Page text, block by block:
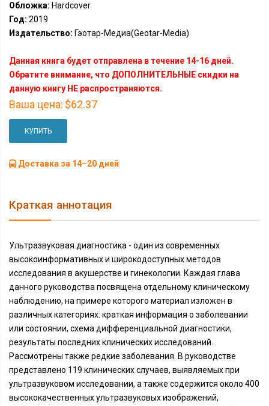
Обложка: Hardcover
Год: 2019
Издательство: Гэотар-Медиа(Geotar-Media)
Данная книга будет отправлена в течение 14-16 дней.
Обратите внимание, что ДОПОЛНИТЕЛЬНЫЕ скидки на
данную книгу НЕ распространяются.
Ваша цена: $62.37
КУПИТЬ
Доставка за 14–20 дней
Краткая аннотация
Ультразвуковая диагностика - один из современных
высокоинформативных и широкодоступных методов
исследования в акушерстве и гинекологии. Каждая глава
данного руководства посвящена отдельному клиническому
наблюдению, на примере которого материал изложен в
различных категориях: краткая информация о заболевании
или состоянии, схема дифференциальной диагностики,
результаты последних клинических исследований.
Рассмотрены также редкие заболевания. В руководстве
представлено 119 клинических случаев, выявляемых при
ультразвуковом исследовании, а также содержится около 400
высококачественных ультразвуковых изображений,